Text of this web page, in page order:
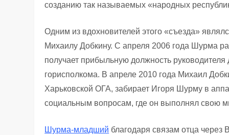
созданию так называемых «народных
Одним из вдохновителей этого «съезда»
Михаилу Добкину. С апреля 2006 года Шурма
получает прибыльную должность
горисполкома. В апреле 2010 года Михаил
Харьковской ОГА, забирает Игоря Шурму в
социальным вопросам, где он выполнял свою
Шурма-младший благодаря связам отца через